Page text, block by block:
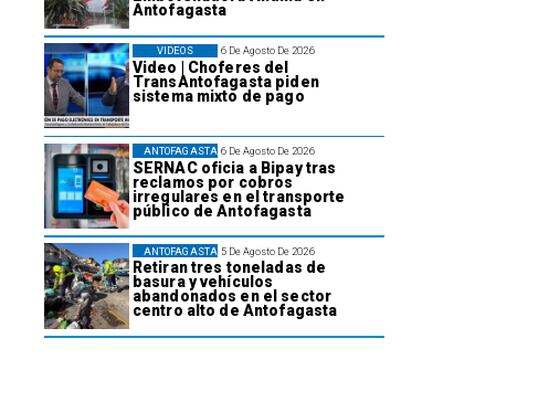
Antofagasta
6 De Agosto De 2026
Video | Choferes del
TransAntofagasta piden
sistema mixto de pago
VIDEOS
6 De Agosto De 2026
SERNAC oficia a Bipay tras
reclamos por cobros
irregulares en el transporte
público de Antofagasta
ANTOFAGASTA
5 De Agosto De 2026
Retiran tres toneladas de
basura y vehículos
abandonados en el sector
centro alto de Antofagasta
ANTOFAGASTA